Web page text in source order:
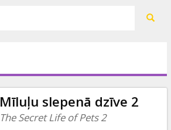
Mīluļu slepenā dzīve 2
The Secret Life of Pets 2